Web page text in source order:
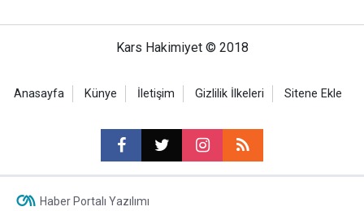
Kars Hakimiyet © 2018
Anasayfa Künye İletişim Gizlilik İlkeleri Sitene Ekle
Haber Portalı Yazılımı